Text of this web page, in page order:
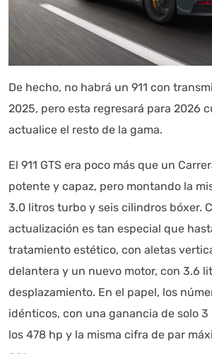
De hecho, no habrá un 911 con
2025, pero esta regresará para 2026
actualice el resto de la gama.
El 911 GTS era poco más que un
potente y capaz, pero montando la
3.0 litros turbo y seis cilindros bóxer.
actualización es tan especial que
tratamiento estético, con aletas
delantera y un nuevo motor, con 3.6
desplazamiento. En el papel, los
idénticos, con una ganancia de solo
los 478 hp y la misma cifra de par